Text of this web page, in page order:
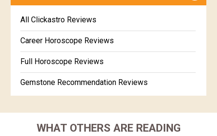
Marathi Kundali Matching
Free Kundali Marathi
Free Horoscope Gujarati
All Clickastro Reviews
Career Horoscope Reviews
Full Horoscope Reviews
Gemstone Recommendation Reviews
In-Depth Horoscope Reviews
WHAT OTHERS ARE READING